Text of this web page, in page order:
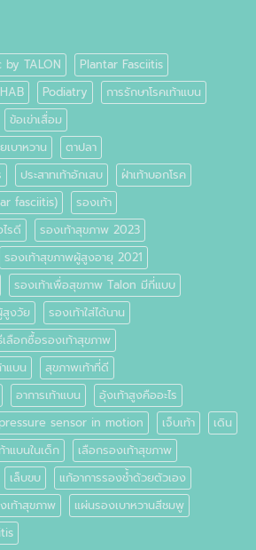
by TALON
Plantar Fasciitis
Podiatry
การรักษาโรคเท้าแบน
ข้อเข่าเสื่อม
บาหวาน
ตาปลา
ประสาทเท้าอักเสบ
ฝ่าเท้าบอกโรค
fasciitis)
รองเท้า
รดี
รองเท้าสุขภาพ 2023
รองเท้าสุขภาพผู้สูงอายุ 2021
รองเท้าเพื่อสุขภาพ Talon มีกี่แบบ
สูงวัย
รองเท้าใส่ได้นาน
เลือกซื้อรองเท้าสุขภาพ
แบน
สุขภาพเท้าที่ดี
อาการเท้าแบน
อุ้งเท้าสูงคืออะไร
sensor in motion
เจ็บเท้า
เดิน
าแบนในเด็ก
เลือกรองเท้าสุขภาพ
เล็บขบ
แก้อาการรองช้ำด้วยตัวเอง
เท้าสุขภาพ
แผ่นรองเบาหวานสีชมพู